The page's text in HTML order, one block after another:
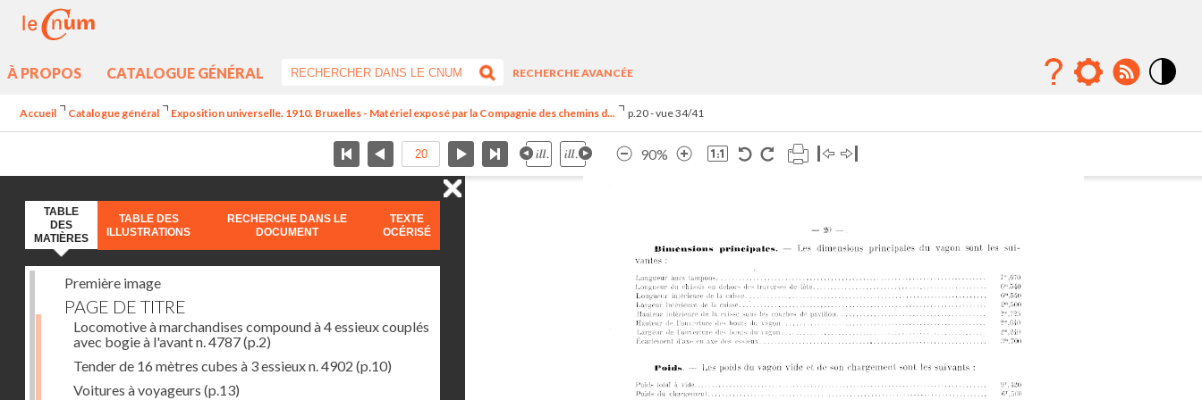
À PROPOS CATALOGUE GÉNÉRAL
RECHERCHE AVANCÉE
Accueil Catalogue général Exposition universelle. 1910. Bruxelles - Matériel exposé par la Compagnie des chemins d... p.20 - vue 34/41
90%
TABLE
DES
MATIÈRES
TABLE DES
ILLUSTRATIONS
RECHERCHE DANS LE
DOCUMENT
TEXTE
OCÉRISÉ
Première image
PAGE DE TITRE
Locomotive à marchandises compound à 4 essieux couplés
avec bogie à l'avant n. 4787(p.2)
Tender de 16 mètres cubes à 3 essieux n. 4902 (p.10)
Voitures à voyageurs (p.13)